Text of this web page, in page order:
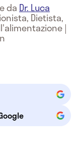
da Dr. Luca
Dietista,
|